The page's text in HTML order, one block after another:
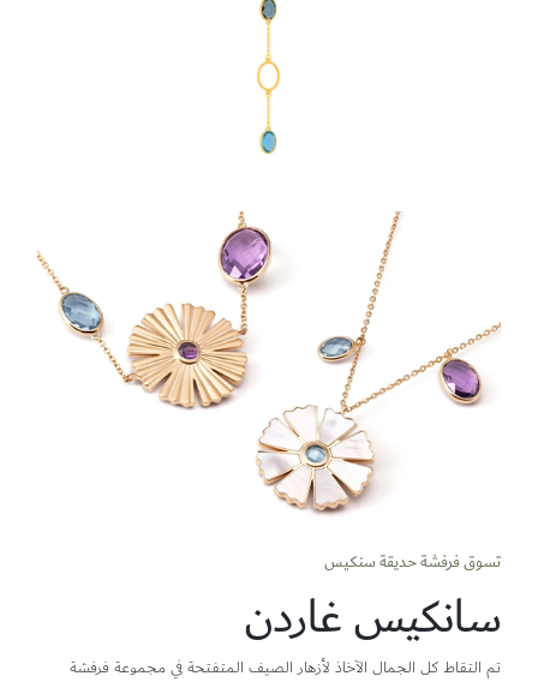
تسوق فرفشة حديقة سنكيس
سانكيس غاردن
تم التقاط كل الجمال الآخاذ لأزهار الصيف المتفتحة في مجموعة فرفشة